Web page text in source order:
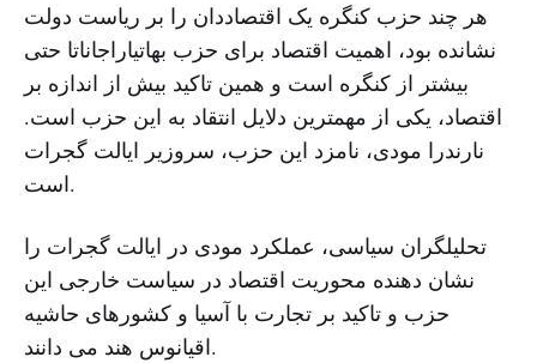
هر چند حزب کنگره یک اقتصاددان را بر ریاست دولت
نشانده بود، اهمیت اقتصاد برای حزب بهاتیاراجاناتا حتی
بیشتر از کنگره است و همین تاکید بیش از اندازه بر
اقتصاد، یکی از مهمترین دلایل انتقاد به این حزب است.
نارندرا مودی، نامزد این حزب، سروزیر ایالت گجرات
است.
تحلیلگران سیاسی، عملکرد مودی در ایالت گجرات را
نشان دهنده محوریت اقتصاد در سیاست خارجی این
حزب و تاکید بر تجارت با آسیا و کشورهای حاشیه
اقیانوس هند می دانند.